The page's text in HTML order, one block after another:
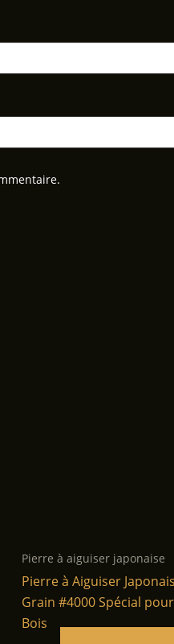
Pierre à aiguiser japonaise
Pierre à Aiguiser
Grain #4000 Spécial
Bois